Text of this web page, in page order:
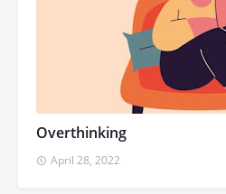
Overthinking
April 28, 2022